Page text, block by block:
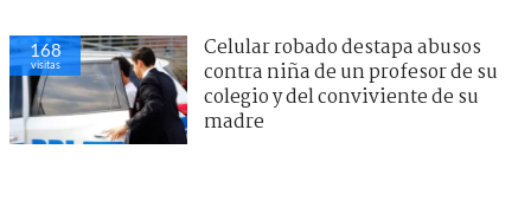
168
visitas
Celular robado destapa abusos
contra niña de un profesor de su
colegio y del conviviente de su
madre